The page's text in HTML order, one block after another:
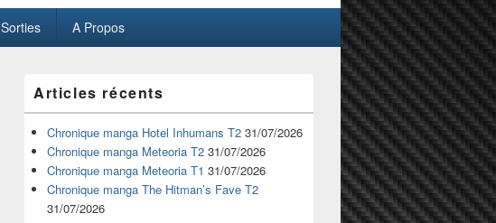
Sorties A Propos
principale
de
widget
pour
barre
latérale
Articles récents
Chronique manga Hotel Inhumans T2 31/07/2026
Chronique manga Meteoria T2 31/07/2026
Chronique manga Meteoria T1 31/07/2026
Chronique manga The Hitman’s Fave T2
31/07/2026